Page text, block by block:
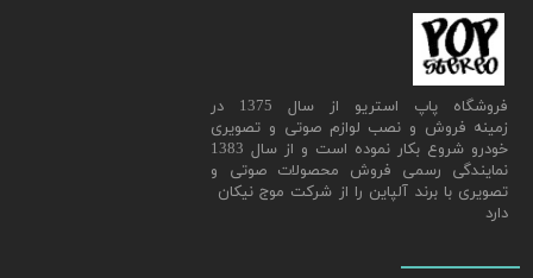
​فروشگاه پاپ استریو از سال 1375 در
زمینه فروش و نصب لوازم صوتی و تصویری
خودرو شروع بکار نموده است و از سال 1383
نمایندگی رسمی فروش محصولات صوتی و
تصویری با برند آلپاین را از شرکت موج نیکان
دارد